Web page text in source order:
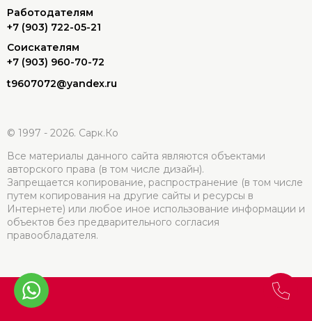
Работодателям
+7 (903) 722-05-21
Соискателям
+7 (903) 960-70-72
t9607072@yandex.ru
© 1997 - 2026. Сарк.Ко
Все материалы данного сайта являются объектами
авторского права (в том числе дизайн).
Запрещается копирование, распространение (в том числе
путем копирования на другие сайты и ресурсы в
Интернете) или любое иное использование информации и
объектов без предварительного согласия
правообладателя.